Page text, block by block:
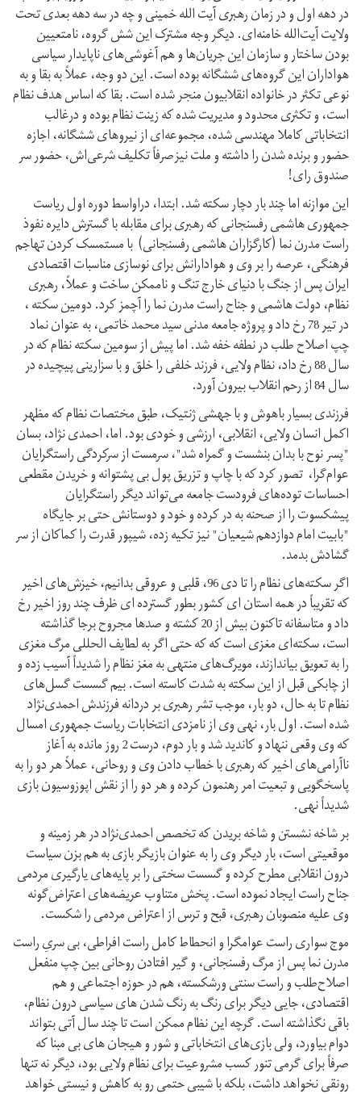
در دهه اول و در زمان رهبری آیت الله خمینی و چه در سه دهه بعدی تحت
ولایت آیت‌الله خامنه‌ای. دیگر وجه مشترک این شش گروه، نامتعیین
بودن ساختار و سازمان این جریان‌ها و هم آغوشی‌های ناپایدار سیاسی
هواداران این گروه‌های ششگانه بوده است. این دو وجه، عملاً به بقا و به
نوعی تکثر در خانواده انقلابیون منجر شده است. بقا که اساس هدف نظام
است، و تکثری محدود و مدیریت شده که زینت نظام بوده و درغالب
انتخاباتی کاملا مهندسی شده، مجموعه‌ای از نیروهای ششگانه، اجازه
حضور و برنده شدن را داشته و ملت نیزصرفاً تکلیف شرعی‌اش، حضور سر
صندوق رای!
این موازنه اما چند بار دچار سکته شد. ابتدا، دراواسط دوره اول ریاست
جمهوری هاشمی رفسنجانی که رهبری برای مقابله با گسترش دایره نفوذ
راست مدرن نما (کارگزاران هاشمی رفسنجانی) با مستمسک کردن تهاجم
فرهنگی، عرصه را بر وی و هوادارانش برای نوسازی مناسبات اقتصادی
ایران پس از جنگ با دنیای خارج تنگ و ناممکن ساخت و عملاً، رهبری
نظام، دولت هاشمی و جناح راست مدرن نما را آچمز کرد. دومین سکته ،
در تیر 78 رخ داد و پروژه جامعه مدنی سید محمد خاتمی، به عنوان نماد
چپ اصلاح طلب در نطفه خفه شد. اما پیش از سومین سکته نظام که در
سال 88 رخ داد، نظام ولایی، فرزند خلفی را خلق و با سزارینی پیچیده در
سال 84 از رحم انقلاب بیرون آورد.
فرزندی بسیار باهوش و با جهشی ژنتیک، طبق مختصات نظام که مظهر
اکمل انسان ولایی، انقلابی، ارزشی و خودی بود. اما، احمدی نژاد، بسان
"پسر نوح با بدان بنشست و گمراه شد"، سرمست از سرکردگی راستگرایان
عوام‌گرا، تصور کرد که با چاپ و تزریق پول بی پشتوانه و خریدن مقطعی
احساسات توده‌های فرودست جامعه می‌تواند دیگر راستگرایان
پیشکسوت را از صحنه به در کرده و خود و دوستانش حتی بر جایگاه
"بابیت امام دوازدهم شیعیان" نیز تکیه زده، شیپور قدرت را کماکان از سر
گشادش بدمد.
اگر سکته‌های نظام را تا دی 96، قلبی و عروقی بدانیم، خیزش‌های اخیر
که تقریباً در همه استان ای کشور بطور گسترده ای ظرف چند روز اخیر رخ
داد و متاسفانه تاکنون بیش از 20 کشته و صدها مجروح برجا گذاشته
است، سکته‌ای مغزی است که که حتی اگر به لطایف الحللی مرگ مغزی
را به تعویق بیاندازند، مویرگ‌های منتهی به مغز نظام را شدیداً آسیب زده و
از چابکی قبل از این سکته به شدت کاسته است. بیم گسست گسل‌های
نظام تا به حال، دو بار، موجب تشر رهبری بر دردانه فرزندش احمدی‌نژاد
شده است. اول بار، نهی وی از نامزدی انتخابات ریاست جمهوری امسال
که وی وقعی ننهاد و کاندید شد و بار دوم، درست 2 روز مانده به آغاز
ناآرامی‌های اخیر که رهبری با خطاب دادن وی و روحانی، عملاً هر دو را به
پاسخگویی و تبعیت امر رهنمون کرده و هر دو را از نقش اپوزوسیون بازی
شدیداً نهی.
بر شاخه نشستن و شاخه بریدن که تخصص احمدی‌نژاد در هر زمینه و
موقعیتی است، بار دیگر وی را به عنوان بازیگر بازی به هم بزن سیاست
درون انقلابی مطرح کرده و گسست سختی را بر پایه‌های یارگیری مردمی
جناح راست ایجاد نموده است. پخش متناوب عریضه‌های اعتراض‌گونه
وی علیه منصوبان رهبری، قبح و ترس از اعتراض مردمی را شکست.
موج سواری راست عوامگرا و انحطاط کامل راست افراطی، بی سریِ راست
مدرن نما پس از مرگ رفسنجانی، و گیر افتادن روحانی بین چپ منفعل
اصلاح‌طلب و راست سنتی ورشکسته، هم در حوزه اجتماعی و هم
اقتصادی، جایی دیگر برای رنگ به رنگ شدن های سیاسی درون نظام،
باقی نگذاشته است. گرچه این نظام ممکن است تا چند سال آتی بتواند
دوام بیاورد، ولی بازی‌های انتخاباتی و شور و هیجان های بی مبنا که
صرفاً برای گرمی تنور کسب مشروعیت برای نظام ولایی بود، دیگر نه تنها
رونقی نخواهد داشت، بلکه با شیبی حتمی رو به کاهش و نیستی خواهد